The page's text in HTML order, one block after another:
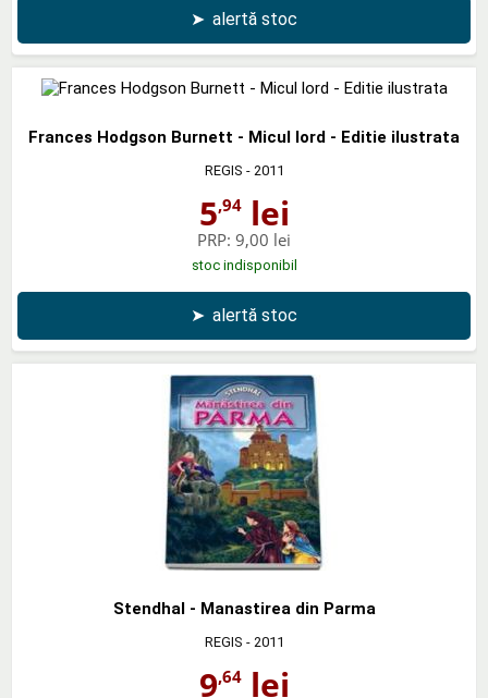
➤ alertă stoc
Frances Hodgson Burnett - Micul lord - Editie ilustrata
REGIS - 2011
5,94lei
PRP: 9,00 lei
stoc indisponibil
➤ alertă stoc
Stendhal - Manastirea din Parma
REGIS - 2011
9,64lei